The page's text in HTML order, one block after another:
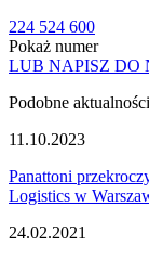
224 524 600
Pokaż numer
LUB NAPISZ DO
Podobne aktualności
11.10.2023
Panattoni
Logistics w
24.02.2021